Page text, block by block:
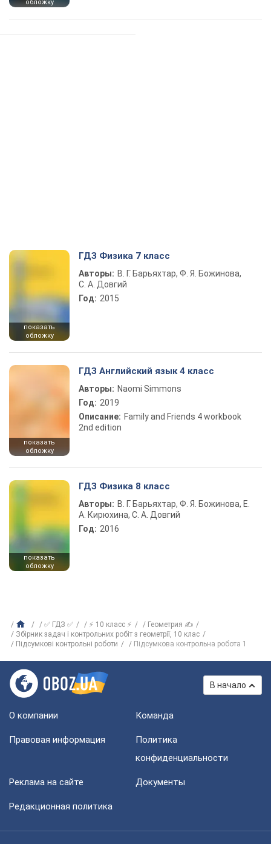
обложку
показать
обложку
ГДЗ Физика 7 класс
Авторы: В. Г. Барьяхтар, Ф. Я. Божинова,
С. А. Довгий
Год: 2015
показать
обложку
ГДЗ Английский язык 4 класс
Авторы: Naomi Simmons
Год: 2019
Описание: Family and Friends 4 workbook
2nd edition
показать
обложку
ГДЗ Физика 8 класс
Авторы: В. Г. Барьяхтар, Ф. Я. Божинова, Е.
А. Кирюхина, С. А. Довгий
Год: 2016
✅ ГДЗ ✅ ⚡ 10 класс ⚡
Геометрия ✍
Збірник задач і контрольних робіт з геометрії, 10 клас
Підсумкові контрольні роботи
Підсумкова контрольна робота 1
В начало
О компании Команда
Правовая информация
Политика
конфиденциальности
Реклама на сайте Документы
Редакционная политика